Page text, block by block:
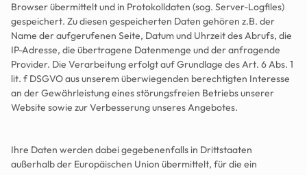
Browser übermittelt und in Protokolldaten (sog. Server-Logfiles)
gespeichert. Zu diesen gespeicherten Daten gehören z.B. der
Name der aufgerufenen Seite, Datum und Uhrzeit des Abrufs, die
IP-Adresse, die übertragene Datenmenge und der anfragende
Provider. Die Verarbeitung erfolgt auf Grundlage des Art. 6 Abs. 1
lit. f DSGVO aus unserem überwiegenden berechtigten Interesse
an der Gewährleistung eines störungsfreien Betriebs unserer
Website sowie zur Verbesserung unseres Angebotes.
Ihre Daten werden dabei gegebenenfalls in Drittstaaten
außerhalb der Europäischen Union übermittelt, für die ein